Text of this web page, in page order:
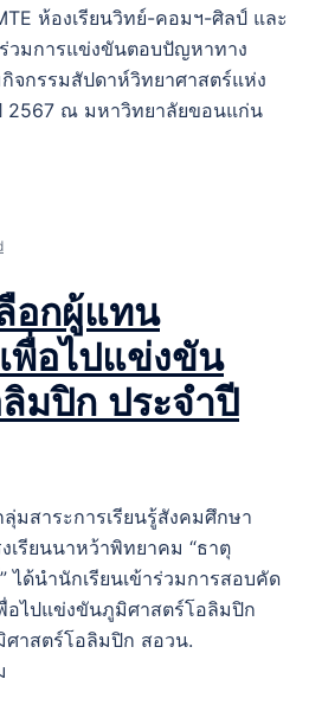
ห้องเรียนวิทย์-คอมฯ-ศิลป์ และ
วมการแข่งขันตอบปัญหาทาง
จกรรมสัปดาห์วิทยาศาสตร์แห่ง
2567 ณ มหาวิทยาลัยขอนแก่น
อกผู้แทน
พื่อไปแข่งขัน
มปิก ประจำปี
มสาระการเรียนรู้สังคมศึกษา
รียนนาหว้าพิทยาคม “ธาตุ
ได้นำนักเรียนเข้าร่วมการสอบคัด
อไปแข่งขันภูมิศาสตร์โอลิมปิก
าสตร์โอลิมปิก สอวน.